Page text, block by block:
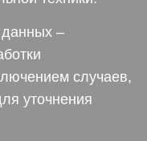
–
случаев,
уточнения